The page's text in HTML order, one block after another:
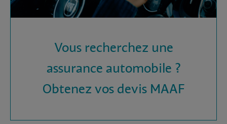
Vous recherchez une
assurance automobile ?
Obtenez vos devis MAAF